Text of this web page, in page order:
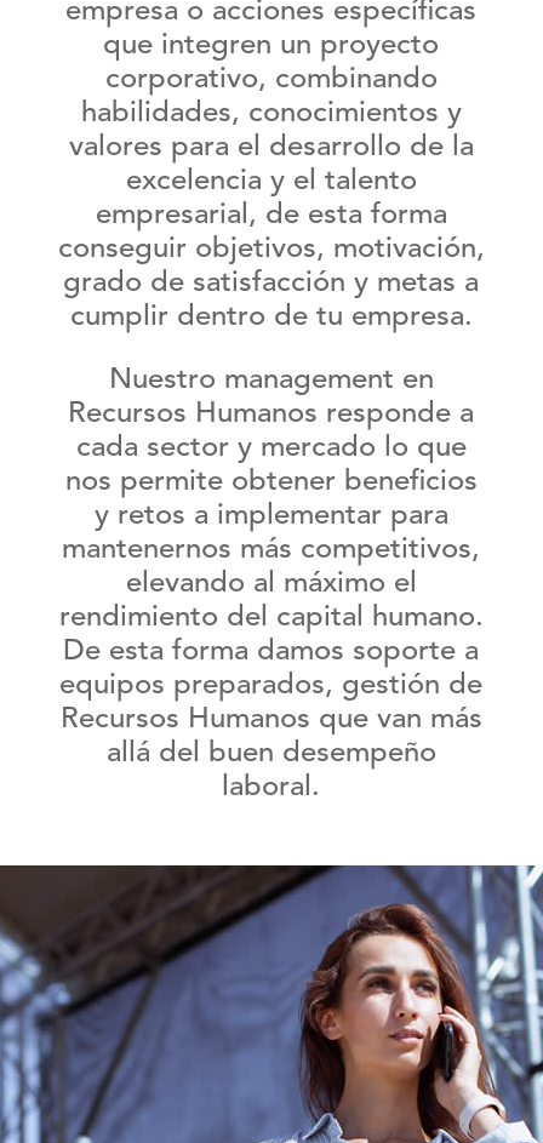
empresa o acciones específicas
que integren un proyecto
corporativo, combinando
habilidades, conocimientos y
valores para el desarrollo de la
excelencia y el talento
empresarial, de esta forma
conseguir objetivos, motivación,
grado de satisfacción y metas a
cumplir dentro de tu empresa.
Nuestro management en
Recursos Humanos responde a
cada sector y mercado lo que
nos permite obtener beneficios
y retos a implementar para
mantenernos más competitivos,
elevando al máximo el
rendimiento del capital humano.
De esta forma damos soporte a
equipos preparados, gestión de
Recursos Humanos que van más
allá del buen desempeño
laboral.